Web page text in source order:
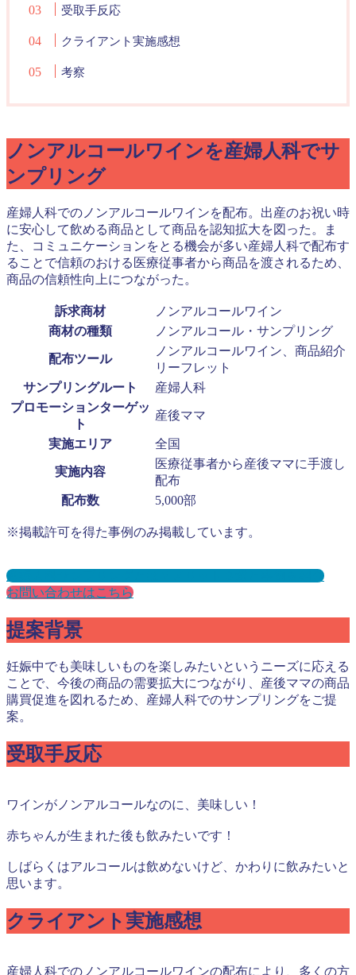
受取手反応
クライアント実施感想
考察
ノンアルコールワインを産婦人科でサ
ンプリング
産婦人科でのノンアルコールワインを配布。出産のお祝い時
に安心して飲める商品として商品を認知拡大を図った。ま
た、コミュニケーションをとる機会が多い産婦人科で配布す
ることで信頼のおける医療従事者から商品を渡されるため、
商品の信頼性向上につながった。
訴求商材
ノンアルコールワイン
商材の種類
ノンアルコール・サンプリング
配布ツール
ノンアルコールワイン、商品紹介
リーフレット
サンプリングルート
産婦人科
プロモーションターゲッ
ト
産後ママ
実施エリア 全国
実施内容
医療従事者から産後ママに手渡し
配布
配布数
5,000部
※掲載許可を得た事例のみ掲載しています。
産婦人科サンプリングとは？メリット３選と事例を紹介
お問い合わせはこちら
提案背景
妊娠中でも美味しいものを楽しみたいというニーズに応える
ことで、今後の商品の需要拡大につながり、産後ママの商品
購買促進を図れるため、産婦人科でのサンプリングをご提
案。
受取手反応
ワインがノンアルコールなのに、美味しい！
赤ちゃんが生まれた後も飲みたいです！
しばらくはアルコールは飲めないけど、かわりに飲みたいと
思います。
クライアント実施感想
産婦人科でのノンアルコールワインの配布により、多くの方